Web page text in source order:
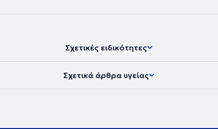
Σχετικές ειδικότητες
Σχετικά άρθρα υγείας